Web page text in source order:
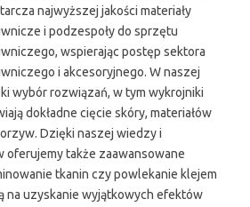
najwyższej jakości materiały
i podzespoły do sprzętu
wspierając postęp sektora
i akcesoryjnego. W naszej
wybór rozwiązań, w tym wykrojniki
dokładne cięcie skóry, materiałów
Dzięki naszej wiedzy i
oferujemy także zaawansowane
tkanin czy powlekanie klejem
na uzyskanie wyjątkowych efektów